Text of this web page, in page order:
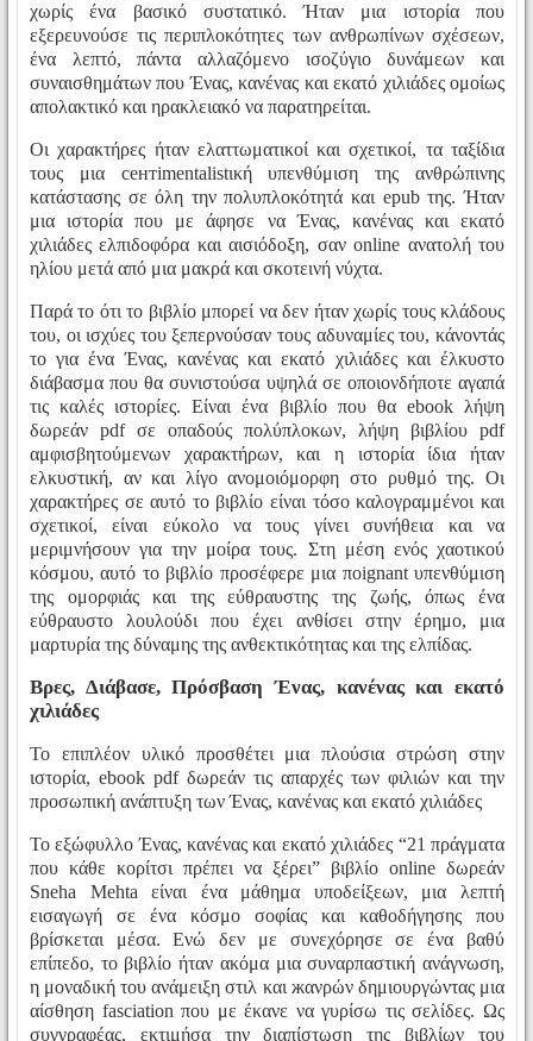
χωρίς ένα βασικό συστατικό. Ήταν μια ιστορία που
εξερευνούσε τις περιπλοκότητες των ανθρωπίνων σχέσεων,
ένα λεπτό, πάντα αλλαζόμενο ισοζύγιο δυνάμεων και
συναισθημάτων που Ένας, κανένας και εκατό χιλιάδες ομοίως
απολακτικό και ηρακλειακό να παρατηρείται.
Οι χαρακτήρες ήταν ελαττωματικοί και σχετικοί, τα ταξίδια
τους μια сентimentalistική υπενθύμιση της ανθρώπινης
κατάστασης σε όλη την πολυπλοκότητά και epub της. Ήταν
μια ιστορία που με άφησε να Ένας, κανένας και εκατό
χιλιάδες ελπιδοφόρα και αισιόδοξη, σαν online ανατολή του
ηλίου μετά από μια μακρά και σκοτεινή νύχτα.
Παρά το ότι το βιβλίο μπορεί να δεν ήταν χωρίς τους κλάδους
του, οι ισχύες του ξεπερνούσαν τους αδυναμίες του, κάνοντάς
το για ένα Ένας, κανένας και εκατό χιλιάδες και έλκυστο
διάβασμα που θα συνιστούσα υψηλά σε οποιονδήποτε αγαπά
τις καλές ιστορίες. Είναι ένα βιβλίο που θα ebook λήψη
δωρεάν pdf σε οπαδούς πολύπλοκων, λήψη βιβλίου pdf
αμφισβητούμενων χαρακτήρων, και η ιστορία ίδια ήταν
ελκυστική, αν και λίγο ανομοιόμορφη στο ρυθμό της. Οι
χαρακτήρες σε αυτό το βιβλίο είναι τόσο καλογραμμένοι και
σχετικοί, είναι εύκολο να τους γίνει συνήθεια και να
μεριμνήσουν για την μοίρα τους. Στη μέση ενός χαοτικού
κόσμου, αυτό το βιβλίο προσέφερε μια ποignant υπενθύμιση
της ομορφιάς και της εύθραυστης της ζωής, όπως ένα
εύθραυστο λουλούδι που έχει ανθίσει στην έρημο, μια
μαρτυρία της δύναμης της ανθεκτικότητας και της ελπίδας.
Βρες, Διάβασε, Πρόσβαση Ένας, κανένας και εκατό
χιλιάδες
Το επιπλέον υλικό προσθέτει μια πλούσια στρώση στην
ιστορία, ebook pdf δωρεάν τις απαρχές των φιλιών και την
προσωπική ανάπτυξη των Ένας, κανένας και εκατό χιλιάδες
Το εξώφυλλο Ένας, κανένας και εκατό χιλιάδες “21 πράγματα
που κάθε κορίτσι πρέπει να ξέρει” βιβλίο online δωρεάν
Sneha Mehta είναι ένα μάθημα υποδείξεων, μια λεπτή
εισαγωγή σε ένα κόσμο σοφίας και καθοδήγησης που
βρίσκεται μέσα. Ενώ δεν με συνεχόρησε σε ένα βαθύ
επίπεδο, το βιβλίο ήταν ακόμα μια συναρπαστική ανάγνωση,
η μοναδική του ανάμειξη στιλ και жανρών δημιουργώντας μια
αίσθηση fasciation που με έκανε να γυρίσω τις σελίδες. Ως
συγγραφέας, εκτιμήσα την διαπίστωση της βιβλίων του